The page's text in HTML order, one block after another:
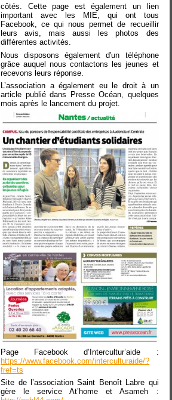
côtés. Cette page est également un lien
important avec les MIE, qui ont tous
Facebook, ce qui nous permet de recueillir
leurs avis, mais aussi les photos des
différentes activités.
Nous disposons également d'un téléphone
grâce auquel nous contactons les jeunes et
recevons leurs réponse.
L’association a également eu le droit à un
article publié dans Presse Océan, quelques
mois après le lancement du projet.
Page Facebook d’Intercultur’aide :
https://www.facebook.com/interculturaide/?
fref=ts
Site de l’association Saint Benoît Labre qui
gère le service At’home et Asameh :